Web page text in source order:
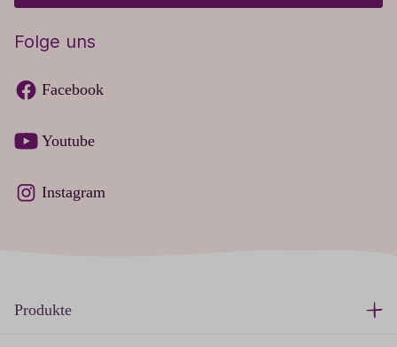
Folge uns
Facebook
Youtube
Instagram
Produkte